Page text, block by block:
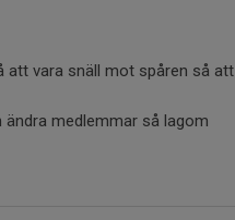
att vara snäll mot spåren så att
ändra medlemmar så lagom